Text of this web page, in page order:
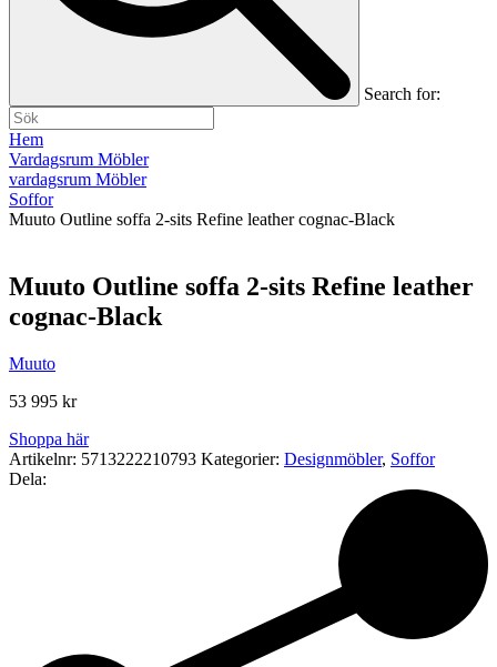
Search for:
Hem
Vardagsrum Möbler
vardagsrum Möbler
Soffor
Muuto Outline soffa 2-sits Refine leather cognac-Black
Muuto Outline soffa 2-sits Refine leather
cognac-Black
Muuto
53 995 kr
Shoppa här
Artikelnr: 5713222210793 Kategorier: Designmöbler, Soffor
Dela: